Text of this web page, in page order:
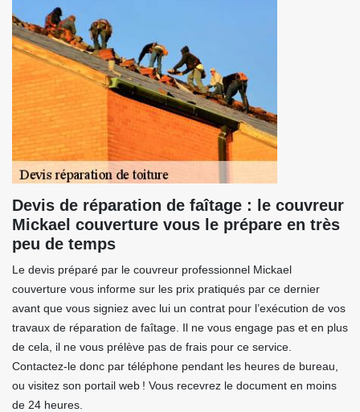
Devis de réparation de faîtage : le couvreur
Mickael couverture vous le prépare en très
peu de temps
Le devis préparé par le couvreur professionnel Mickael
couverture vous informe sur les prix pratiqués par ce dernier
avant que vous signiez avec lui un contrat pour l’exécution de vos
travaux de réparation de faîtage. Il ne vous engage pas et en plus
de cela, il ne vous prélève pas de frais pour ce service.
Contactez-le donc par téléphone pendant les heures de bureau,
ou visitez son portail web ! Vous recevrez le document en moins
de 24 heures.